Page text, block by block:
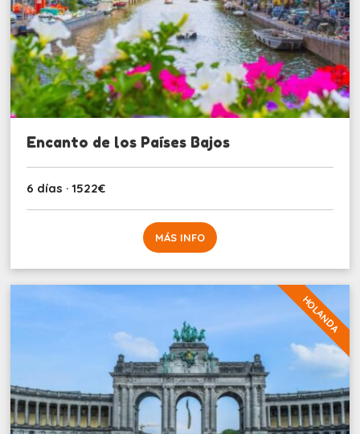
Encanto de los Países Bajos
6 días · 1522€
MÁS INFO
HOLANDA